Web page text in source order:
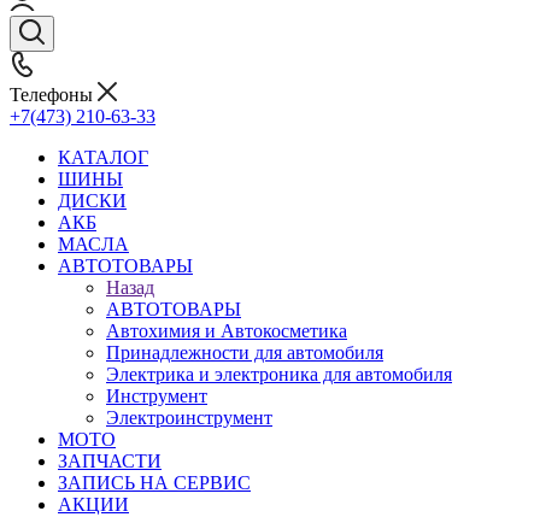
Телефоны
+7(473) 210-63-33
КАТАЛОГ
ШИНЫ
ДИСКИ
АКБ
МАСЛА
АВТОТОВАРЫ
Назад
АВТОТОВАРЫ
Автохимия и Автокосметика
Принадлежности для автомобиля
Электрика и электроника для автомобиля
Инструмент
Электроинструмент
МОТО
ЗАПЧАСТИ
ЗАПИСЬ НА СЕРВИС
АКЦИИ